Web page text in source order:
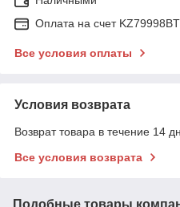
Оплата на счет
Все условия оплаты
Условия возврата
Возврат товара в течение 14
Все условия возврата
Подобные товары